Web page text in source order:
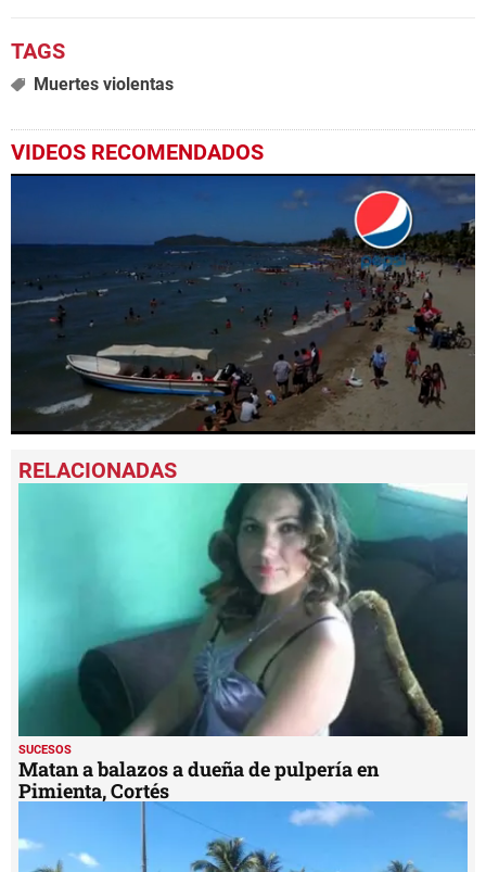
Muertes violentas
VIDEOS RECOMENDADOS
seconds
of
SUCESOS
Matan a balazos a dueña de pulpería en
Pimienta, Cortés